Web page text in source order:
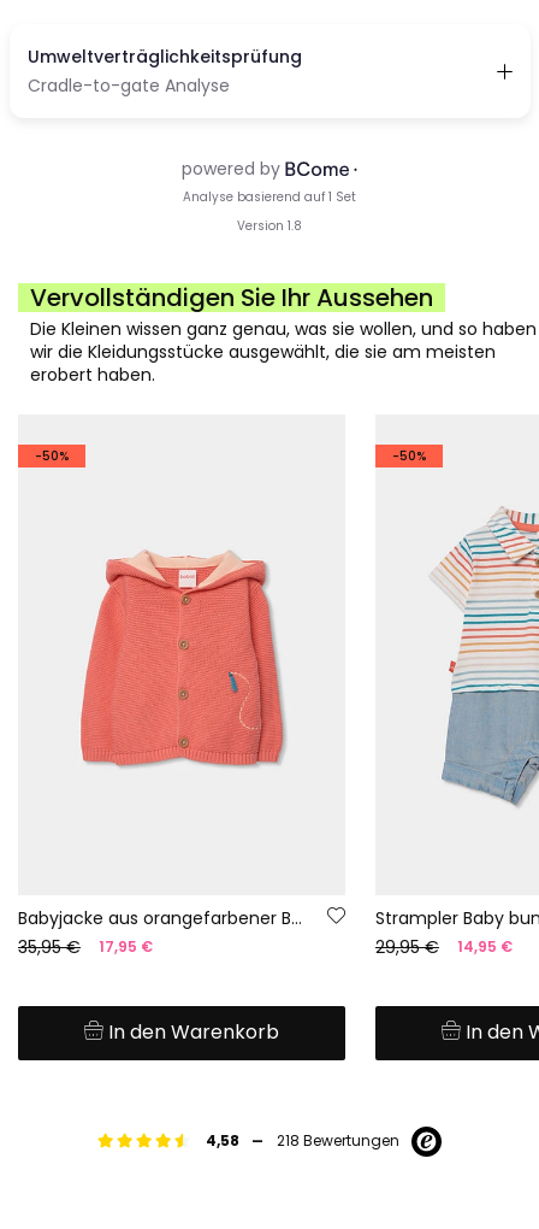
Vervollständigen Sie Ihr Aussehen
Die Kleinen wissen ganz genau, was sie wollen, und so haben
wir die Kleidungsstücke ausgewählt, die sie am meisten
erobert haben.
-50%
Babyjacke aus orangefarbener Baumwolle
35,95 €
17,95 €
In den Warenkorb
-50%
29,95 € 14,95 €
In den
4,58 - 218 Bewertungen